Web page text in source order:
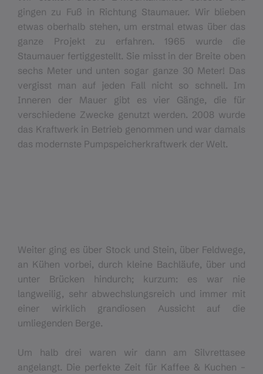
gingen zu Fuß in Richtung Staumauer. Wir blieben
etwas oberhalb stehen, um erstmal etwas über das
ganze Projekt zu erfahren. 1965 wurde die
Staumauer fertiggestellt. Sie misst in der Breite oben
sechs Meter und unten sogar ganze 30 Meter! Das
vergisst man auf jeden Fall nicht so schnell. Im
Inneren der Mauer gibt es vier Gänge, die für
verschiedene Zwecke genutzt werden. 2008 wurde
das Kraftwerk in Betrieb genommen und war damals
das modernste Pumpspeicherkraftwerk der Welt.
Weiter ging es über Stock und Stein, über Feldwege,
an Kühen vorbei, durch kleine Bachläufe, über und
unter Brücken hindurch; kurzum: es war nie
langweilig, sehr abwechslungsreich und immer mit
einer wirklich grandiosen Aussicht auf die
umliegenden Berge.
Um halb drei waren wir dann am Silvrettasee
angelangt. Die perfekte Zeit für Kaffee & Kuchen –